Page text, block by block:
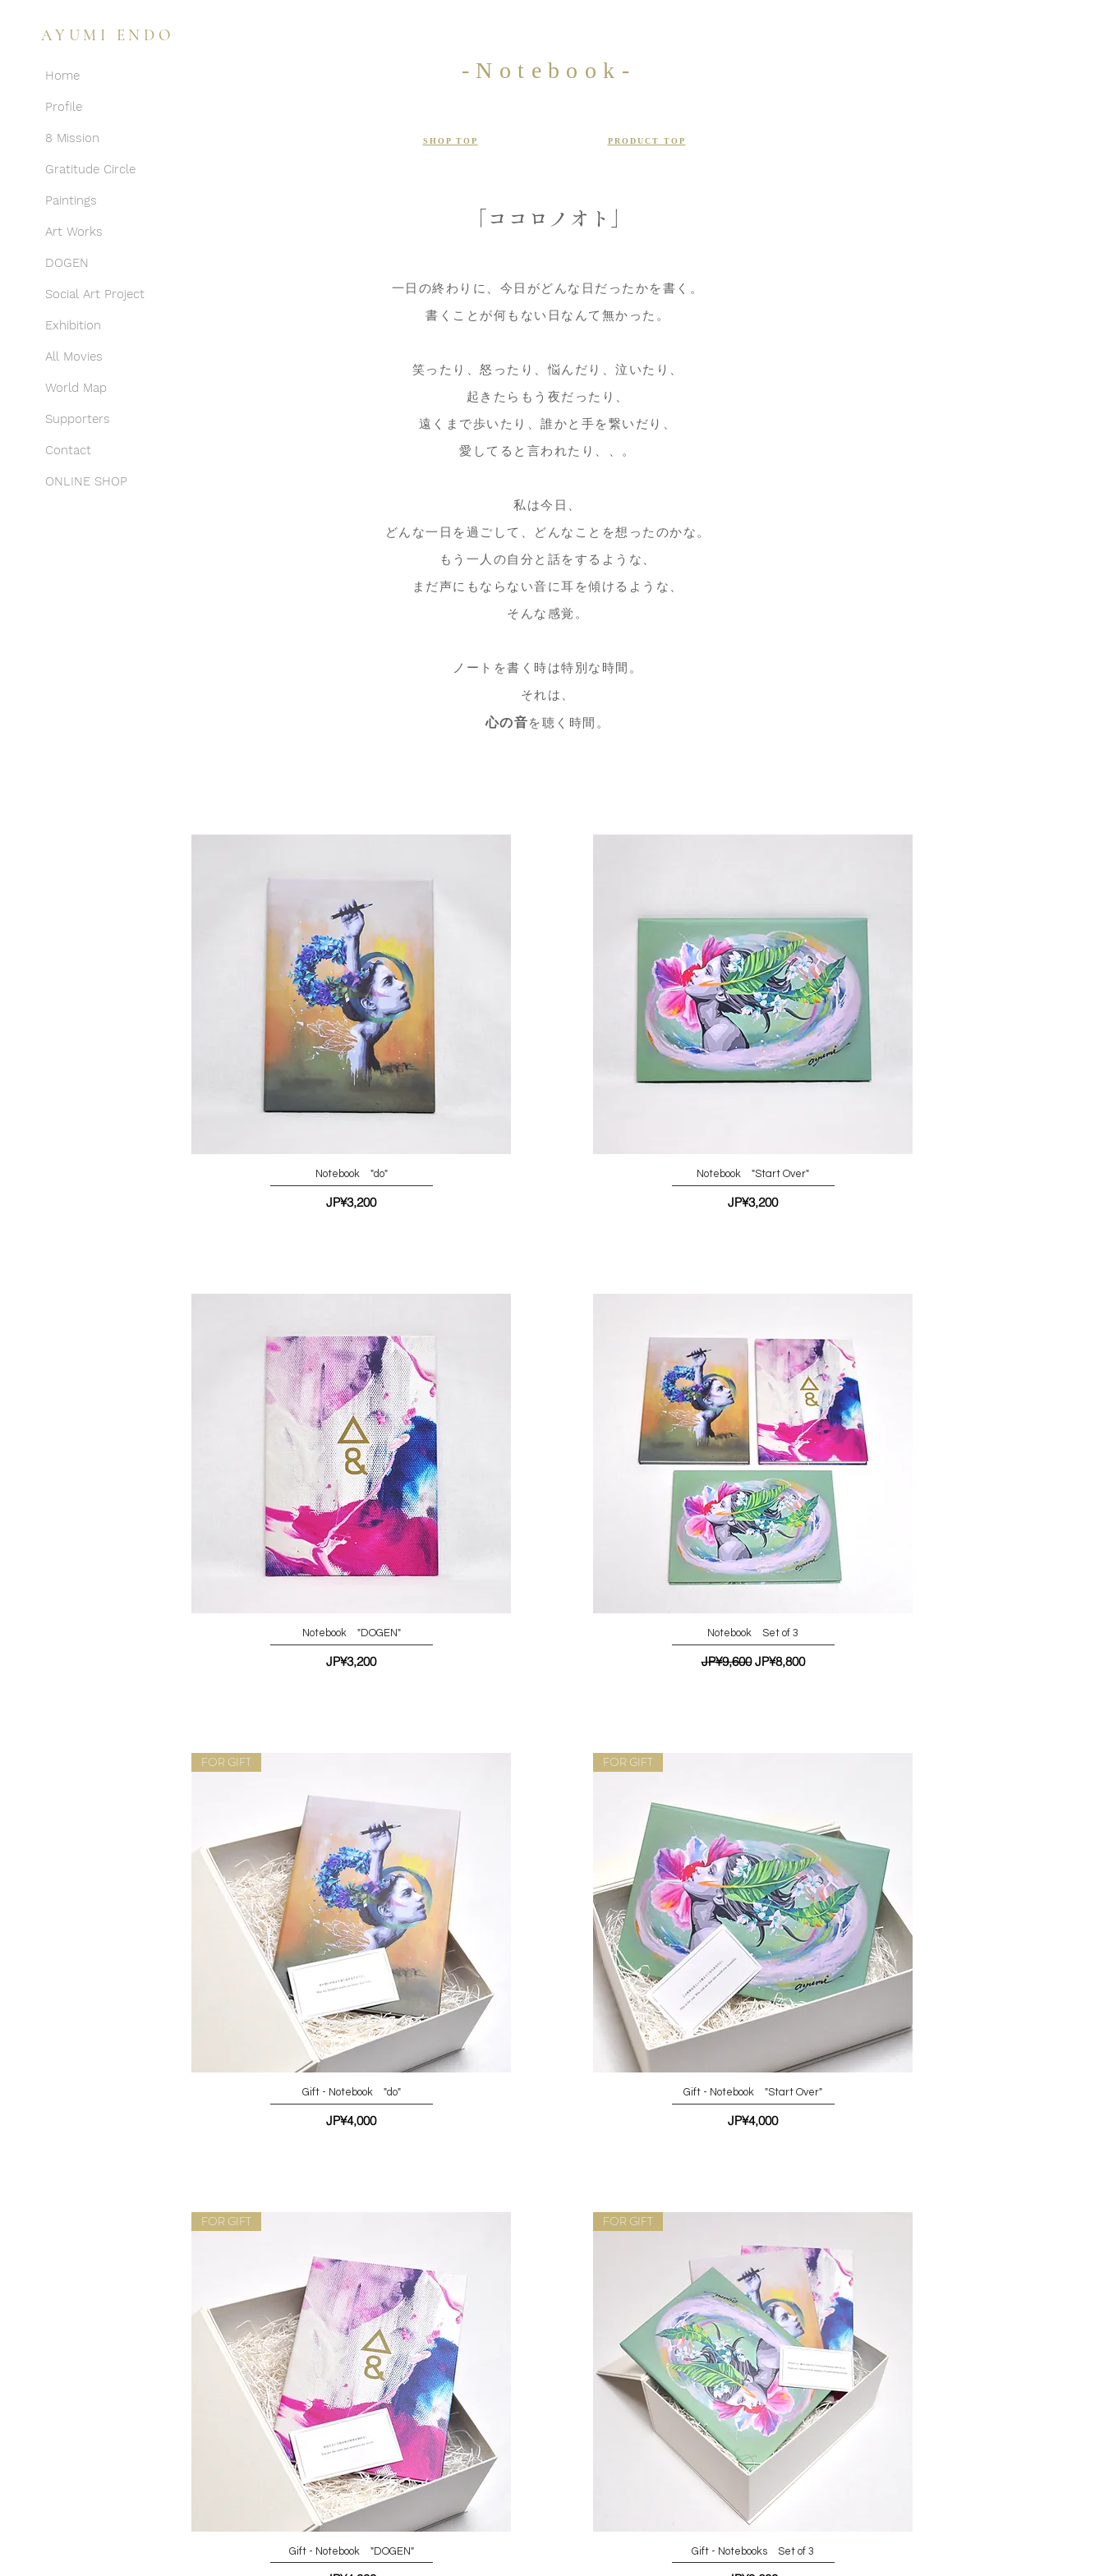
Home
Profile
8 Mission
Gratitude Circle
Paintings
Art Works
DOGEN
Social Art Project
Exhibition
All Movies
World Map
Supporters
Contact
ONLINE SHOP
AYUMI ENDO
-Notebook-
SHOP TOP PRODUCT TOP
「​ココロノオト」
一日の終わりに、今日がどんな日だったかを書く。
書くことが何もない日なんて無かった。
笑ったり、怒ったり、悩んだり、泣いたり、
起きたらもう夜だったり、
遠くまで歩いたり、誰かと手を繋いだり、
愛してると言われたり、、。
私は今日、
どんな一日を過ごして、どんなことを想ったのかな。
もう一人の自分と話をするような、
まだ声にもならない音に耳を傾けるような、
そんな感覚。
ノートを書く時は特別な時間。
それは、
心の音を聴く時間。
Notebook "do"
가격
JP¥3,200
Notebook "Start Over"
가격
JP¥3,200
Notebook "DOGEN"
가격
JP¥3,200
Notebook Set of 3
일반가
JP¥9,600 할인가
JP¥8,800
FOR GIFT
Gift - Notebook "do"
가격
JP¥4,000
FOR GIFT
Gift - Notebook "Start Over"
가격
JP¥4,000
FOR GIFT
Gift - Notebook "DOGEN"
FOR GIFT
Gift - Notebooks Set of 3